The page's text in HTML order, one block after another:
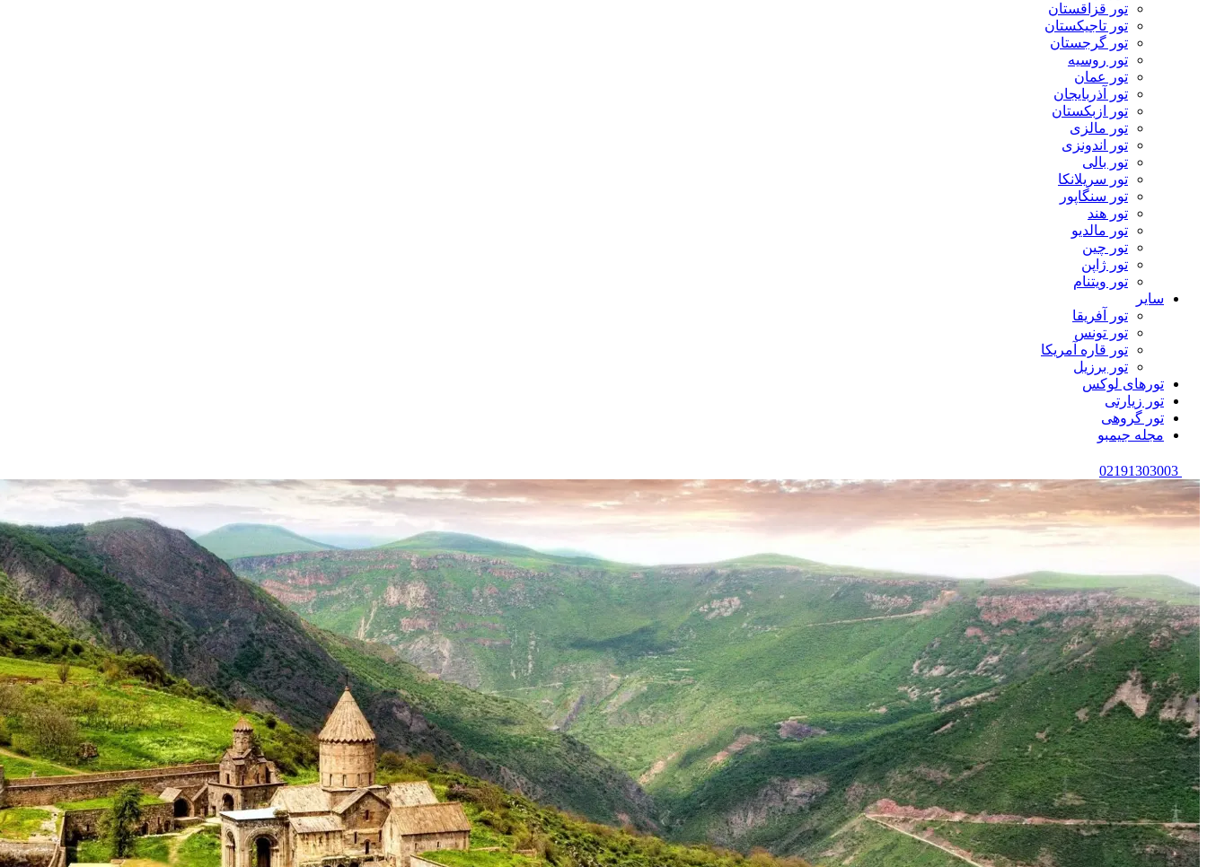
تور قزاقستان
تور تاجیکستان
تور گرجستان
تور روسیه
تور عمان
تور آذربایجان
تور ازبکستان
تور مالزی
تور اندونزی
تور بالی
تور سریلانکا
تور سنگاپور
تور هند
تور مالدیو
تور چین
تور ژاپن
تور ویتنام
سایر
تور آفریقا
تور تونس
تور قاره آمریکا
تور برزیل
تورهای لوکس
تور زیارتی
تور گروهی
مجله جیمبو
02191303003